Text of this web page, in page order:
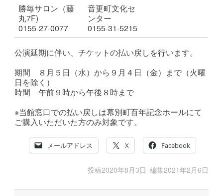
勝毎サロン（藤
丸7F)
0155-27-0077
音更町文化セ
ンター
0155-31-5215
公演延期に伴い、チケットの払い戻しを行います。
期間 ８月５日（水）から９月４日（金）まで（火曜
日を除く）
時間 午前９時から午後８時まで
※当館窓口での払い戻しは幕別町百年記念ホールにて
ご購入いただいた方のみ対象です。
メールアドレス X Facebook
投稿2020年8月3日 編集2021年2月6日